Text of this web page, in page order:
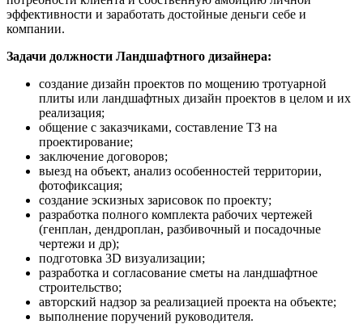
эффективности и заработать достойные деньги себе и
компании.
Задачи должности Ландшафтного дизайнера:
создание дизайн проектов по мощению тротуарной
плиты или ландшафтных дизайн проектов в целом и их
реализация;
общение с заказчиками, составление ТЗ на
проектирование;
заключение договоров;
выезд на объект, анализ особенностей территории,
фотофиксация;
создание эскизных зарисовок по проекту;
разработка полного комплекта рабочих чертежей
(генплан, дендроплан, разбивочный и посадочные
чертежи и др);
подготовка 3D визуализации;
разработка и согласование сметы на ландшафтное
строительство;
авторский надзор за реализацией проекта на объекте;
выполнение поручений руководителя.